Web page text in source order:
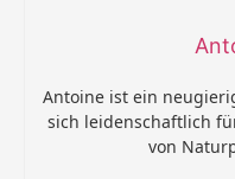
Antoine ist ein
sich leidenschaftlich
von